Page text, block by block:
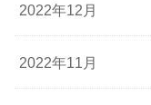
2022年12月
2022年11月